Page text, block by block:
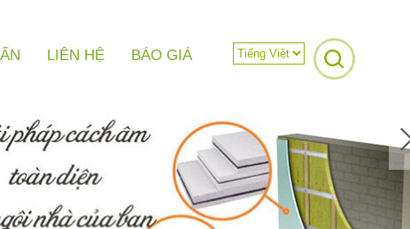
LIÊN HỆ BÁO GIÁ